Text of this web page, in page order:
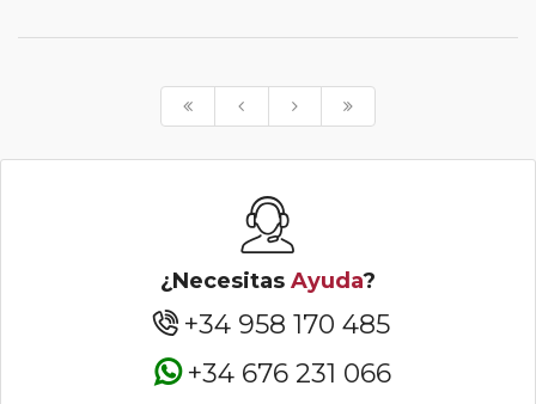
¿Necesitas Ayuda?
+34 958 170 485
+34 676 231 066